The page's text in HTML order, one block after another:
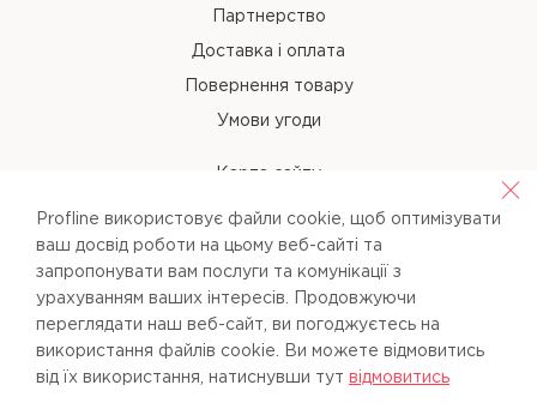
Партнерство
Доставка і оплата
Повернення товару
Умови угоди
Карта сайту
КОНТАКТИ
+38 (067) 238-97-40
info@pl-beauty.com.ua
Profline використовує файли cookie, щоб оптимізувати
ваш досвід роботи на цьому веб-сайті та
запропонувати вам послуги та комунікації з
урахуванням ваших інтересів. Продовжуючи
переглядати наш веб-сайт, ви погоджуєтесь на
використання файлів cookie. Ви можете вiдмовитись
вiд їх використання, натиснувши тут вiдмовитись